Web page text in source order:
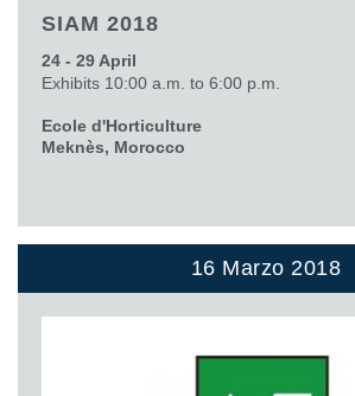
SIAM 2018
24 - 29 April
Exhibits 10:00 a.m. to 6:00 p.m.
Ecole d'Horticulture
Meknès, Morocco
16 Marzo 2018